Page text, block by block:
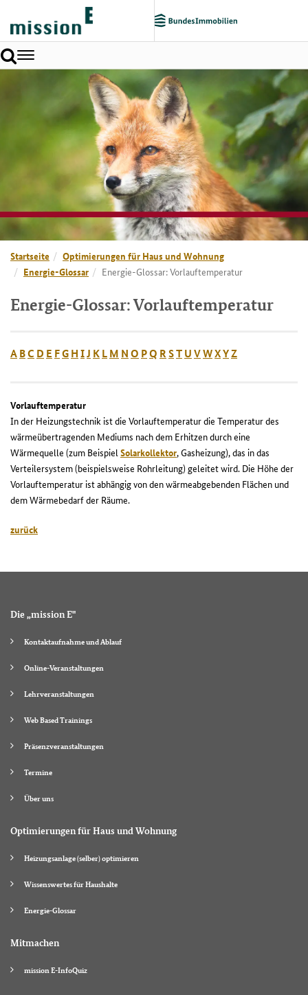
Toggle
navigation
Startseite
Optimierungen für Haus und Wohnung
Energie-Glossar
Energie-Glossar: Vorlauftemperatur
Energie-Glossar: Vorlauftemperatur
ABC D E FGHIJ KLM NO PQ RSTUVWXYZ
Vorlauftemperatur
In der Heizungstechnik ist die Vorlauftemperatur die Temperatur des
wärmeübertragenden Mediums nach dem Erhitzen durch eine
Wärmequelle (zum BeispielSolarkollektor, Gasheizung), das in das
Verteilersystem (beispielsweise Rohrleitung) geleitet wird. Die Höhe der
Vorlauftemperatur ist abhängig von den wärmeabgebenden Flächen und
dem Wärmebedarf der Räume.
zurück
Die „mission E"
Kontaktaufnahme und Ablauf
Online-Veranstaltungen
Lehrveranstaltungen
Web Based Trainings
Präsenzveranstaltungen
Termine
Über uns
Optimierungen für Haus und Wohnung
Heizungsanlage (selber) optimieren
Wissenswertes für Haushalte
Energie-Glossar
Mitmachen
mission E-InfoQuiz